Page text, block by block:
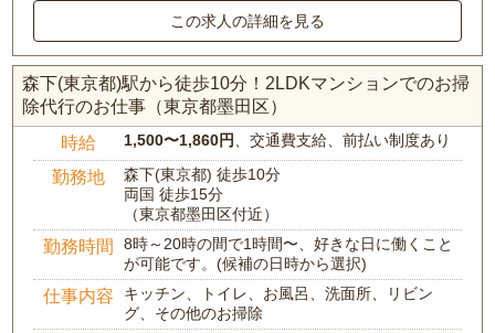
この求人の詳細を見る
森下(東京都)駅から徒歩10分！2LDKマンションでのお掃
除代行のお仕事（東京都墨田区）
時給 1,500〜1,860円 、交通費支給、前払い制度あり
勤務地
森下(東京都) 徒歩10分
両国 徒歩15分
（東京都墨田区付近）
勤務時間
8時～20時の間で1時間〜、好きな日に働くこと
が可能です。(候補の日時から選択)
仕事内容
キッチン、トイレ、お風呂、洗面所、リビン
グ、その他のお掃除